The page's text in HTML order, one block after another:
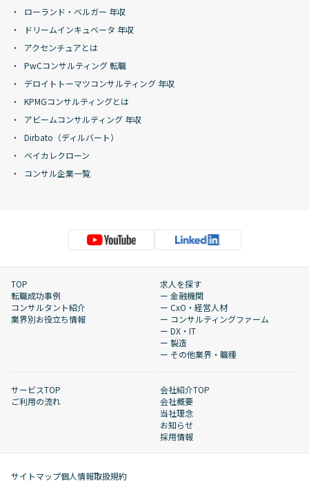
ローランド・ベルガー 年収
ドリームインキュベータ 年収
アクセンチュアとは
PwCコンサルティング 転職
デロイトトーマツコンサルティング 年収
KPMGコンサルティングとは
アビームコンサルティング 年収
Dirbato（ディルバート）
ベイカレクローン
コンサル企業一覧
TOP
転職成功事例
コンサルタント紹介
業界別お役立ち情報
求人を探す
ー 金融機関
ー CxO・経営人材
ー コンサルティングファーム
ー DX・IT
ー 製造
ー その他業界・職種
サービスTOP
ご利用の流れ
会社紹介TOP
会社概要
当社理念
お知らせ
採用情報
サイトマップ個人情報取扱規約